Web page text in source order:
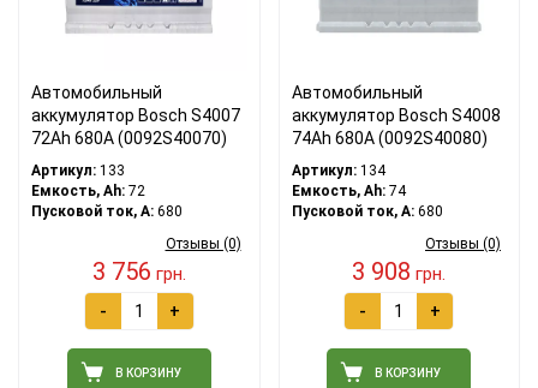
Автомобильный
аккумулятор Bosch S4007
72Ah 680A (0092S40070)
Артикул: 133
Емкость, Ah: 72
Пусковой ток, A: 680
Отзывы (0)
3 756 грн.
- +
В КОРЗИНУ
Автомобильный
аккумулятор Bosch S4008
74Ah 680A (0092S40080)
Артикул:134
Емкость, Ah:74
Пусковой ток, A:680
Отзывы (0)
3 908 грн.
- +
В КОРЗИНУ